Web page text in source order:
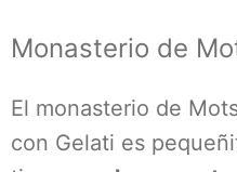
Monasterio de
El monasterio de
con Gelati es